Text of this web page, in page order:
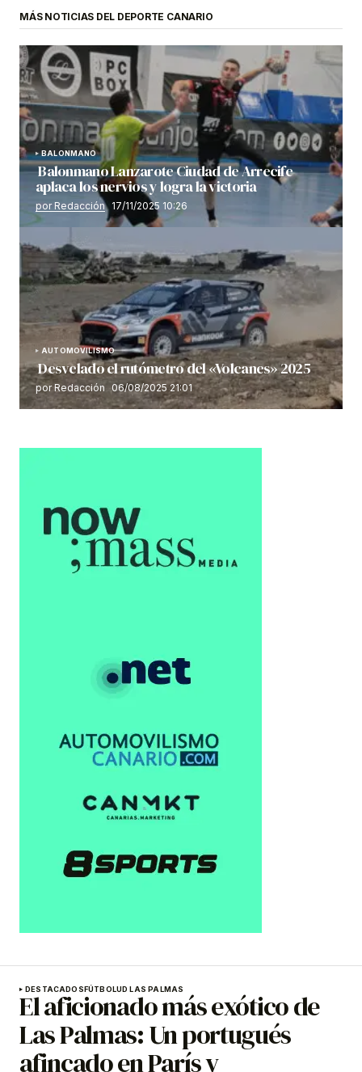
MÁS NOTICIAS DEL DEPORTE CANARIO
BALONMANO
Balonmano Lanzarote Ciudad de Arrecife
aplaca los nervios y logra la victoria
por Redacción 17/11/2025 10:26
AUTOMOVILISMO
Desvelado el rutómetro del «Volcanes» 2025
por Redacción 06/08/2025 21:01
DESTACADOSFÚTBOLUD LAS PALMAS
El aficionado más exótico de
Las Palmas: Un portugués
afincado en París y